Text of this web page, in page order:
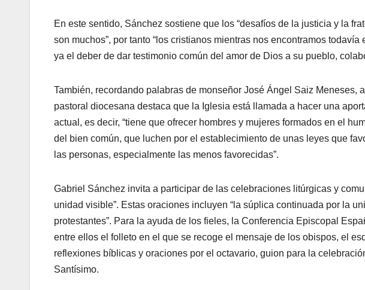
En este sentido, Sánchez sostiene que los “desafíos de la justicia y la
son muchos”, por tanto “los cristianos mientras nos encontramos
ya el deber de dar testimonio común del amor de Dios a su pueblo,
También, recordando palabras de monseñor José Ángel Saiz Meneses,
pastoral diocesana destaca que la Iglesia está llamada a hacer una
actual, es decir, “tiene que ofrecer hombres y mujeres formados en el
del bien común, que luchen por el establecimiento de unas leyes que
las personas, especialmente las menos favorecidas”.
Gabriel Sánchez invita a participar de las celebraciones litúrgicas y
unidad visible”. Estas oraciones incluyen “la súplica continuada por la
protestantes”. Para la ayuda de los fieles, la Conferencia Episcopal
entre ellos el folleto en el que se recoge el mensaje de los obispos, el
reflexiones bíblicas y oraciones por el octavario, guion para la
Santísimo.